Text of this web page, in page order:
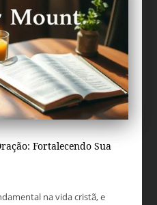
Fortalecendo Sua
na vida cristã, e